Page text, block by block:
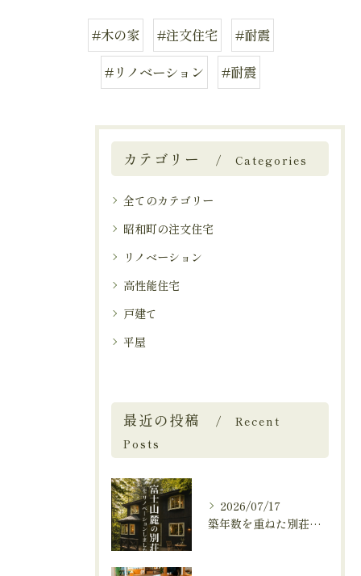
#木の家 #注文住宅
#耐震
#リノベーション
#耐震
カテゴリー Categories
全てのカテゴリー
昭和町の注文住宅
リノベーション
高性能住宅
戸建て
平屋
最近の投稿
Recent
Posts
2026/07/17
築年数を重ねた別荘を、これからも快適に暮らせる住まいへ。